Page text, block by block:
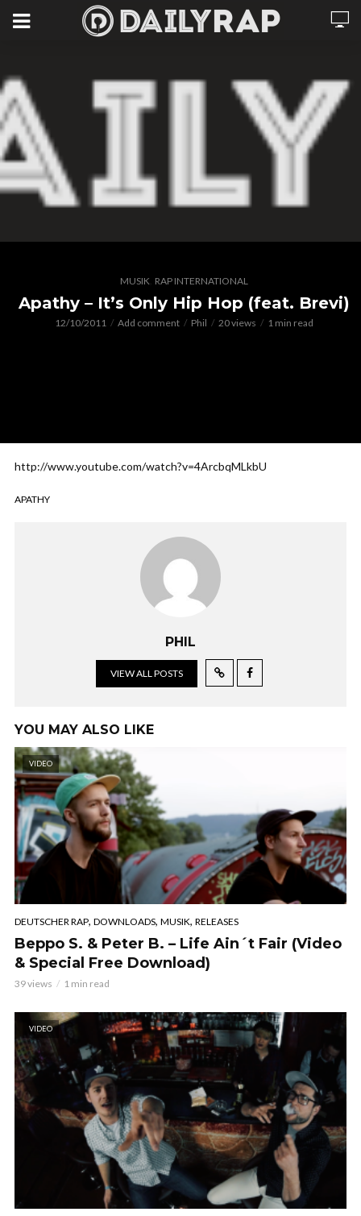
MUSIK RAP INTERNATIONAL
Apathy – It’s Only Hip Hop (feat. Brevi)
12/10/2011 Add comment Phil 20 views 1 min read
http://www.youtube.com/watch?v=4ArcbqMLkbU
APATHY
PHIL
VIEW ALL POSTS
YOU MAY ALSO LIKE
VIDEO
DEUTSCHER RAP, DOWNLOADS, MUSIK, RELEASES
Beppo S. & Peter B. – Life Ain´t Fair (Video
& Special Free Download)
39 views 1 min read
VIDEO